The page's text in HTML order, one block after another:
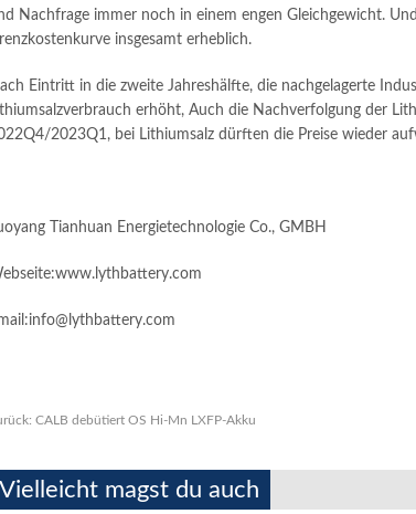
Nachfrage immer noch in einem engen Gleichgewicht.
insgesamt erheblich.
Eintritt in die zweite Jahreshälfte, die nachgelagerte
erhöht, Auch die Nachverfolgung der
2023Q1, bei Lithiumsalz dürften die Preise wieder
Tianhuan Energietechnologie Co., GMBH
CALB debütiert OS Hi-Mn LXFP-Akku
Vielleicht magst du auch